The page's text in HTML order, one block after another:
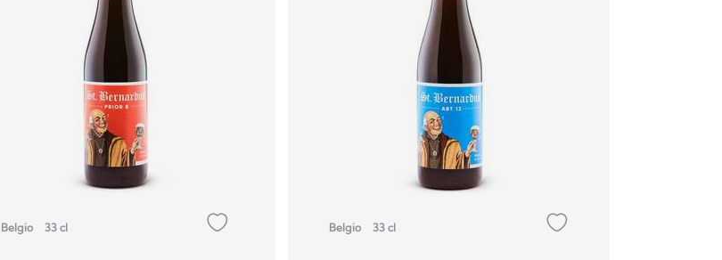
Belgio 33 cl Belgio 33 cl